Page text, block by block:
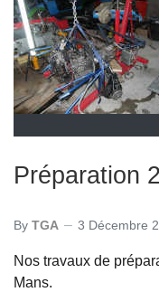
Préparation
By TGA 3 Décembre
Nos travaux de
Mans.